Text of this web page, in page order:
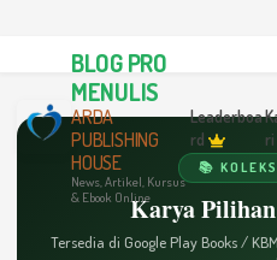
BLOG PRO
MENULIS
ARDA
PUBLISHING
HOUSE
News, Artikel, Kursus
& Ebook Online
Leaderboa
rd
ri
📚
Karya Pilihan
Tersedia di Google Play Books /